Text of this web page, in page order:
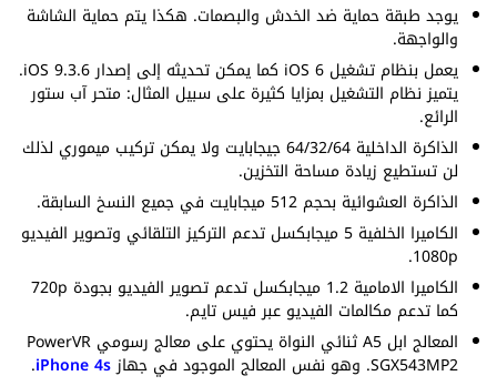
يوجد طبقة حماية ضد الخدش والبصمات. هكذا يتم حماية الشاشة
والواجهة.
يعمل بنظام تشغيل iOS 6 كما يمكن تحديثه إلى إصدار iOS 9.3.6.
يتميز نظام التشغيل بمزايا كثيرة على سبيل المثال: متحر آب ستور
الرائع.
الذاكرة الداخلية 64/32/64 جيجابايت ولا يمكن تركيب ميموري لذلك
لن تستطيع زيادة مساحة التخزين.
الذاكرة العشوائية بحجم 512 ميجابايت في جميع النسخ السابقة.
الكاميرا الخلفية 5 ميجابكسل تدعم التركيز التلقائي وتصوير الفيديو
1080p.
الكاميرا الامامية 1.2 ميجابكسل تدعم تصوير الفيديو بجودة 720p
كما تدعم مكالمات الفيديو عبر فيس تايم.
المعالج ابل A5 ثنائي النواة يحتوي على معالج رسومي PowerVR
SGX543MP2. وهو نفس المعالج الموجود في جهاز iPhone 4s
.